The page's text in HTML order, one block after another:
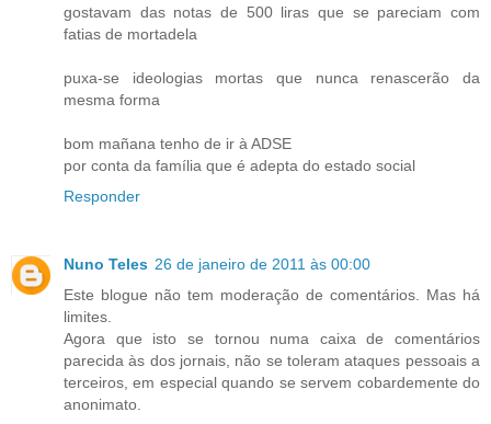
gostavam das notas de 500 liras que se pareciam com
fatias de mortadela
puxa-se ideologias mortas que nunca renascerão da
mesma forma
bom mañana tenho de ir à ADSE
por conta da família que é adepta do estado social
Responder
Nuno Teles 26 de janeiro de 2011 às 00:00
Este blogue não tem moderação de comentários. Mas há
limites.
Agora que isto se tornou numa caixa de comentários
parecida às dos jornais, não se toleram ataques pessoais a
terceiros, em especial quando se servem cobardemente do
anonimato.